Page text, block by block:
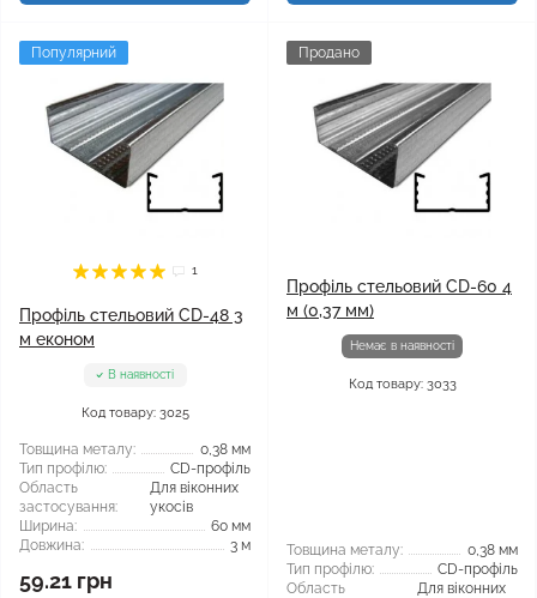
Популярний
1
Профіль стельовий CD-48 3
м економ
В наявності
Код товару: 3025
Товщина металу:
0,38 мм
Тип профілю:
CD-профіль
Область
застосування:
Для віконних
укосів
Ширина:
60 мм
Довжина:
3 м
59.21 грн
Продано
Профіль стельовий CD-60 4
м (0,37 мм)
Немає в наявності
Код товару: 3033
Товщина металу:
0,38 мм
Тип профілю:
CD-профіль
Область
Для віконних